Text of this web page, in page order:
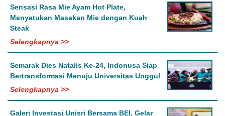
Sensasi Rasa Mie Ayam Hot Plate,
Menyatukan Masakan Mie dengan Kuah
Steak
Selengkapnya >>
Semarak Dies Natalis Ke-24, Indonusa Siap
Bertransformasi Menuju Universitas Unggul
Selengkapnya >>
Galeri Investasi Unisri Bersama BEI, Gelar